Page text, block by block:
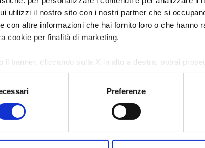
utilizzi il nostro sito con i nostri partner che si
con altre informazioni che hai fornito loro o che
cookie per finalità di marketing.
il banner, cliccando sulla X in alto a destra, potrai
di tracciamento diversi da quelli tecnici.
Preferenze
SENIOR
announces that it has signed a
ispari passuwith existing bonds, was
2026.